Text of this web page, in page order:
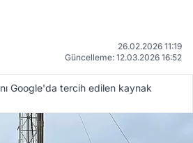
26.02.2026 11:19
Güncelleme: 12.03.2026 16:52
Google'da tercih edilen kaynak